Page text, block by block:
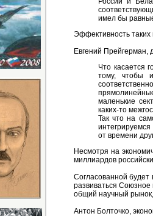
имел бы
Эффективность таких
Евгений Прейгерман,
Что касается
тому, чтобы
маленькие
каких-то
Так что на
от времени
Несмотря на
миллиардов
Согласованной будет
развиваться Союзное
общий научный
Антон Болточко,